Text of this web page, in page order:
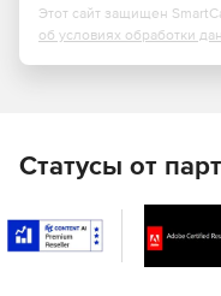
Этот сайт защищен
об условиях обработки
Статусы от